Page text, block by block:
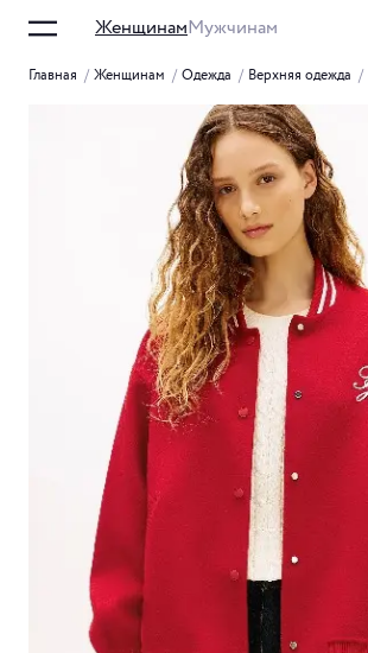
ЖенщинамМужчинам
Главная / Женщинам / Одежда / Верхняя одежда /